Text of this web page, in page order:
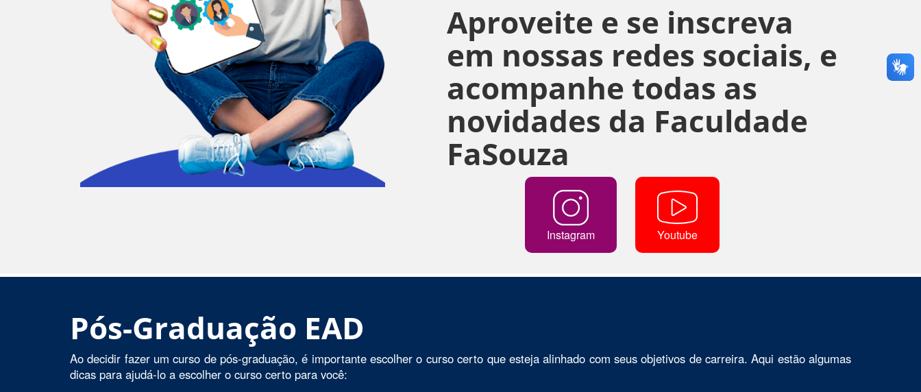
Aproveite e se inscreva
em nossas redes sociais, e
acompanhe todas as
novidades da Faculdade
FaSouza
Instagram Youtube
Pós-Graduação EAD
Ao decidir fazer um curso de pós-graduação, é importante escolher o curso certo que esteja alinhado com seus objetivos de carreira. Aqui estão algumas
dicas para ajudá-lo a escolher o curso certo para você: